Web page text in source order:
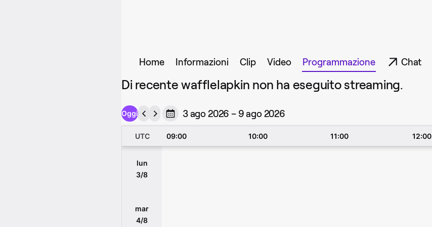
Home Informazioni Clip Video Programmazione Chat
Di recente wafflelapkin non ha eseguito streaming.
Oggi 3 ago 2026 – 9 ago 2026
UTC 09:00 10:00 11:00 12:00
lun
3/8
mar
4/8